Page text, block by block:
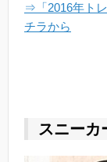
⇒「2016年ト
チラから
スニーカ